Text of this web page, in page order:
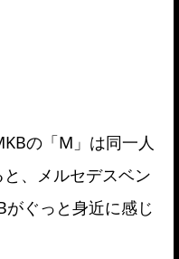
の「M」は同一人
、メルセデスベン
ぐっと身近に感じ